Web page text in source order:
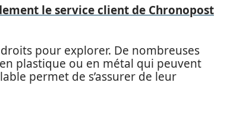
le service client de Chronopost
pour explorer. De nombreuses
plastique ou en métal qui peuvent
permet de s’assurer de leur